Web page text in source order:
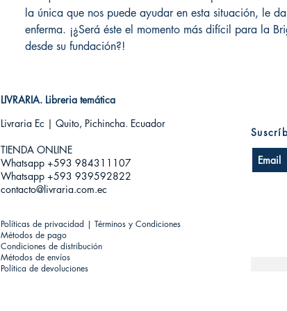
la única que nos puede ayudar en esta situación, le
enferma. ¡¿Será éste el momento más difícil para la
desde su fundación?!
LIVRARIA. Libreria temática
Livraria Ec | Quito, Pichincha. Ecuador
TIENDA ONLINE​
Whatsapp +593 984311107
Whatsapp +593 939592822
contacto@livraria.com.ec
Políticas de privacidad | Términos y Condiciones
Métodos de pago
Condiciones de distribución
Métodos de envíos
Política de devoluciones